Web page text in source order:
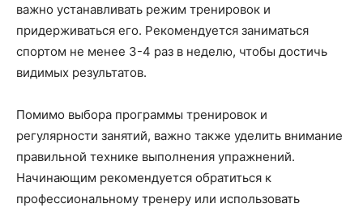
важно устанавливать режим тренировок и
придерживаться его. Рекомендуется заниматься
спортом не менее 3-4 раз в неделю, чтобы достичь
видимых результатов.
Помимо выбора программы тренировок и
регулярности занятий, важно также уделить внимание
правильной технике выполнения упражнений.
Начинающим рекомендуется обратиться к
профессиональному тренеру или использовать